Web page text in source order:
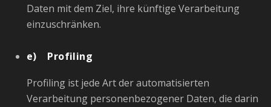
Daten mit dem Ziel, ihre künftige Verarbeitung
einzuschränken.
e) Profiling
Profiling ist jede Art der automatisierten
Verarbeitung personenbezogener Daten, die darin